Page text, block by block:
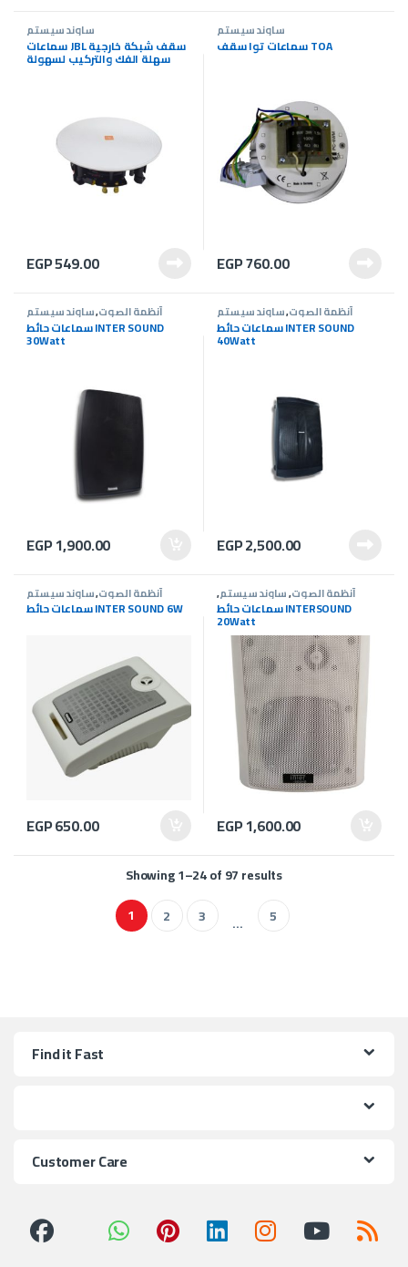
ساوند سيستم
سماعات JBL سقف شبكة خارجية
سهلة الفك والتركيب لسهولة
تنظيفها للحفاظ علي نقاء الصوت
EGP549.00
ساوند سيستم
سماعات توا سقف TOA
EGP760.00
أنظمة الصوت,ساوند سيستم
سماعات حائط INTER SOUND
30Watt
EGP1,900.00
أنظمة الصوت,ساوند سيستم
سماعات حائط INTER SOUND
40Watt
EGP2,500.00
أنظمة الصوت,ساوند سيستم
سماعات حائط INTER SOUND 6W
EGP650.00
أنظمة الصوت,ساوند سيستم,
عروض ساوند سيستم
سماعات حائط INTERSOUND
20Watt
EGP1,600.00
Showing 1–24 of 97 results
1
2 3 … 5
Find it Fast
Customer Care